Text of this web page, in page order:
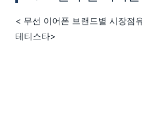
< 무선 이어폰 브랜드별 시장점
테티스타>